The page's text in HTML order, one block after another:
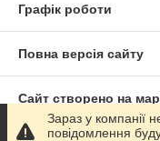
Графік роботи
Повна версія сайту
Сайт створено на
Зараз у компанії
повідомлення